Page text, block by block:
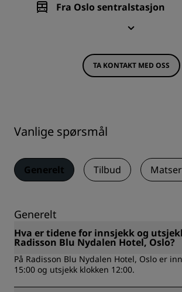
Fra Oslo sentralstasjon
TA KONTAKT MED OSS
Vanlige spørsmål
Generelt Tilbud
Generelt
Hva er tidene for innsjekk og
Radisson Blu Nydalen Hotel, Oslo?
På Radisson Blu Nydalen Hotel, Oslo er
15:00 og utsjekk klokken 12:00.